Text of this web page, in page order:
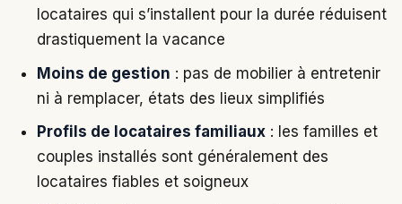
locataires qui s’installent pour la durée réduisent
drastiquement la vacance
Moins de gestion : pas de mobilier à entretenir
ni à remplacer, états des lieux simplifiés
Profils de locataires familiaux: les familles et
couples installés sont généralement des
locataires fiables et soigneux